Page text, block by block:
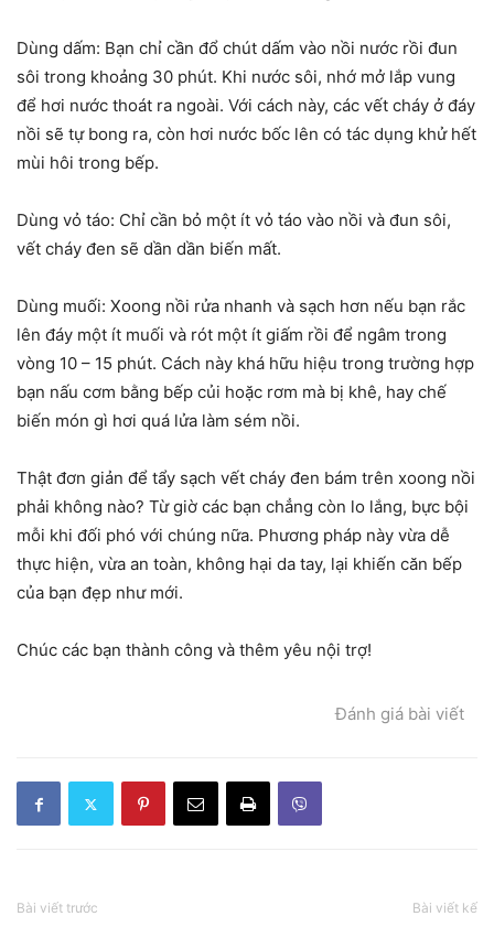
Dùng dấm: Bạn chỉ cần đổ chút dấm vào nồi nước rồi đun
sôi trong khoảng 30 phút. Khi nước sôi, nhớ mở lắp vung
để hơi nước thoát ra ngoài. Với cách này, các vết cháy ở đáy
nồi sẽ tự bong ra, còn hơi nước bốc lên có tác dụng khử hết
mùi hôi trong bếp.
Dùng vỏ táo: Chỉ cần bỏ một ít vỏ táo vào nồi và đun sôi,
vết cháy đen sẽ dần dần biến mất.
Dùng muối: Xoong nồi rửa nhanh và sạch hơn nếu bạn rắc
lên đáy một ít muối và rót một ít giấm rồi để ngâm trong
vòng 10 – 15 phút. Cách này khá hữu hiệu trong trường hợp
bạn nấu cơm bằng bếp củi hoặc rơm mà bị khê, hay chế
biến món gì hơi quá lửa làm sém nồi.
Thật đơn giản để tẩy sạch vết cháy đen bám trên xoong nồi
phải không nào? Từ giờ các bạn chẳng còn lo lắng, bực bội
mỗi khi đối phó với chúng nữa. Phương pháp này vừa dễ
thực hiện, vừa an toàn, không hại da tay, lại khiến căn bếp
của bạn đẹp như mới.
Chúc các bạn thành công và thêm yêu nội trợ!
Đánh giá bài viết
Bài viết trước Bài viết kế